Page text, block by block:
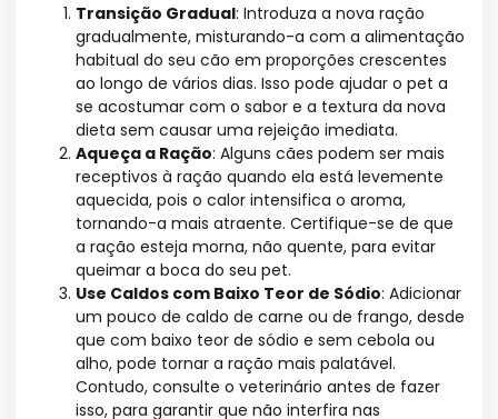
Transição Gradual: Introduza a nova ração
gradualmente, misturando-a com a alimentação
habitual do seu cão em proporções crescentes
ao longo de vários dias. Isso pode ajudar o pet a
se acostumar com o sabor e a textura da nova
dieta sem causar uma rejeição imediata.
Aqueça a Ração: Alguns cães podem ser mais
receptivos à ração quando ela está levemente
aquecida, pois o calor intensifica o aroma,
tornando-a mais atraente. Certifique-se de que
a ração esteja morna, não quente, para evitar
queimar a boca do seu pet.
Use Caldos com Baixo Teor de Sódio: Adicionar
um pouco de caldo de carne ou de frango, desde
que com baixo teor de sódio e sem cebola ou
alho, pode tornar a ração mais palatável.
Contudo, consulte o veterinário antes de fazer
isso, para garantir que não interfira nas